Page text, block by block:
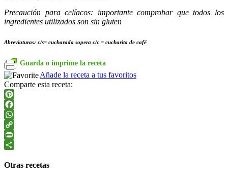
Precaución para celíacos: importante comprobar que todos los
ingredientes utilizados son sin gluten
Abreviaturas: c/s= cucharada sopera c/c = cucharita de café
Guarda o imprime la receta
Añade la receta a tus favoritos
Comparte esta receta:
Pinterest
Facebook
WhatsApp
Copy
Link
PrintFriendly
Otras recetas